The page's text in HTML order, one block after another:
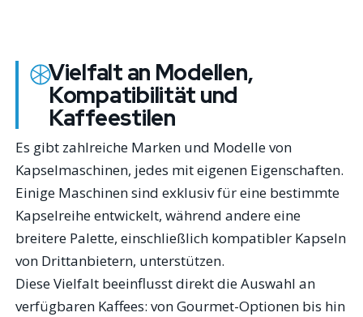
Vielfalt an Modellen,
Kompatibilität und
Kaffeestilen
Es gibt zahlreiche Marken und Modelle von
Kapselmaschinen, jedes mit eigenen Eigenschaften.
Einige Maschinen sind exklusiv für eine bestimmte
Kapselreihe entwickelt, während andere eine
breitere Palette, einschließlich kompatibler Kapseln
von Drittanbietern, unterstützen.
Diese Vielfalt beeinflusst direkt die Auswahl an
verfügbaren Kaffees: von Gourmet-Optionen bis hin